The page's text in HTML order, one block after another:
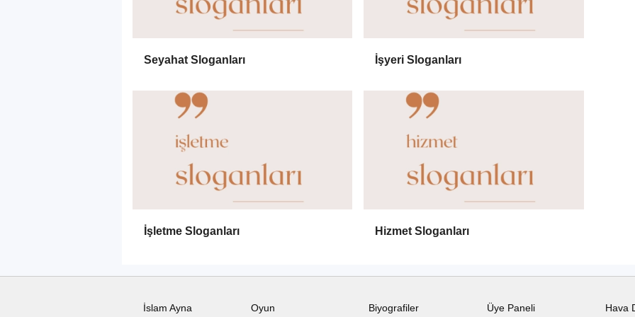
Seyahat Sloganları İşyeri Sloganları
İşletme Sloganları Hizmet Sloganları
İslam Ayna Oyun Biyografiler Üye Paneli Hava